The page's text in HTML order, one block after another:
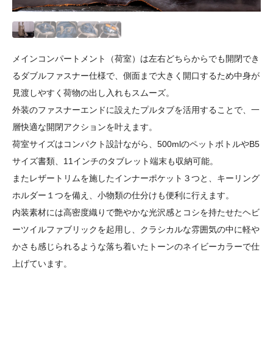
メインコンパートメント（荷室）は左右どちらからでも開閉でき
るダブルファスナー仕様で、側面まで大きく開口するため中身が
見渡しやすく荷物の出し入れもスムーズ。
外装のファスナーエンドに設えたプルタブを活用することで、一
層快適な開閉アクションを叶えます。
荷室サイズはコンパクト設計ながら、500mlのペットボトルやB5
サイズ書類、11インチのタブレット端末も収納可能。
またレザートリムを施したインナーポケット３つと、キーリング
ホルダー１つを備え、小物類の仕分けも便利に行えます。
内装素材には高密度織りで艶やかな光沢感とコシを持たせたヘビ
ーツイルファブリックを起用し、クラシカルな雰囲気の中に軽や
かさも感じられるような落ち着いたトーンのネイビーカラーで仕
上げています。